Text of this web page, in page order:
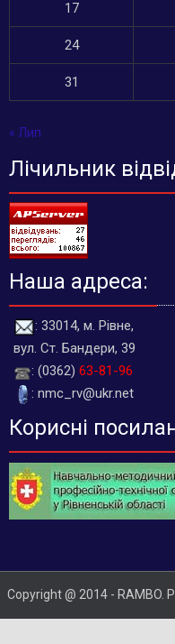
17
24
31
« Лип
Лічильник
Наша адреса:
: 33014, м. Рівне,
вул. Ст. Бандери, 39
: (0362) 63-81-96
: nmc_rv@ukr.net
Корисні
Copyright @ 2014 - RAMBO.